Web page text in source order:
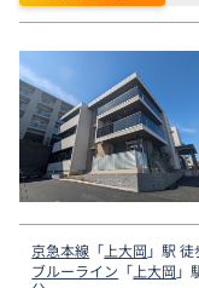
京急本線 「 上大岡 」駅
ブルーライン 「 上大岡 」